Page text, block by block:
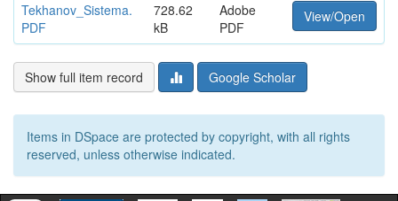
Tekhanov_Sistema.
PDF
728.62
kB
Adobe
PDF
View/Open
Show full item record Google Scholar
Items in DSpace are protected by copyright, with all rights
reserved, unless otherwise indicated.